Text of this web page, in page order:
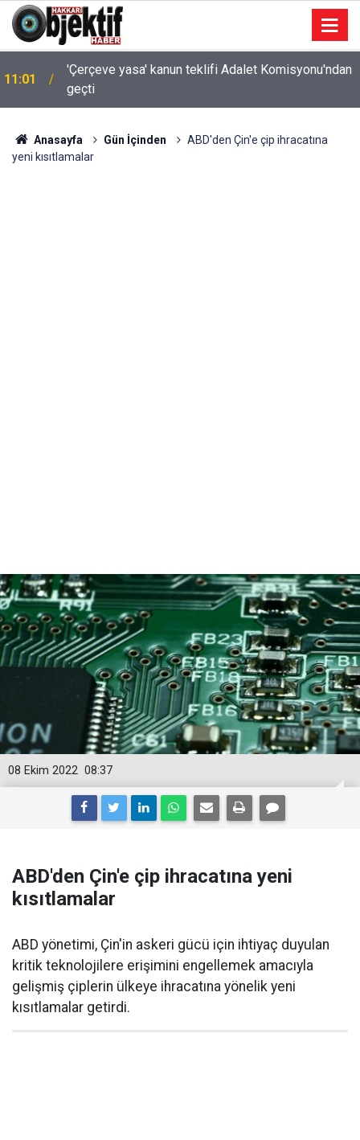
11:01
'Çerçeve yasa' kanun teklifi Adalet Komisyonu'ndan
geçti
Anasayfa Gün İçinden
ABD'den Çin'e çip ihracatına
yeni kısıtlamalar
08:37
08 Ekim 2022
ABD'den Çin'e çip ihracatına yeni
kısıtlamalar
ABD yönetimi, Çin'in askeri gücü için ihtiyaç duyulan
kritik teknolojilere erişimini engellemek amacıyla
gelişmiş çiplerin ülkeye ihracatına yönelik yeni
kısıtlamalar getirdi.